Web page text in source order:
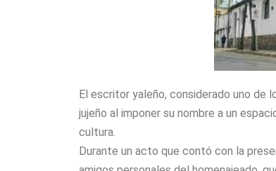
El escritor yaleño, considerado uno de
jujeño al imponer su nombre a un
cultura.
Durante un acto que contó con la